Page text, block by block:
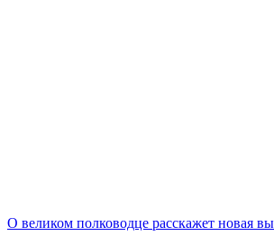
О великом полководце расскажет новая